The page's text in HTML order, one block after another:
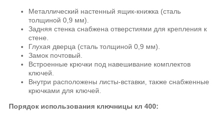
Металлический настенный ящик-книжка (сталь
толщиной 0,9 мм).
Задняя стенка снабжена отверстиями для крепления к
стене.
Глухая дверца (сталь толщиной 0,9 мм).
Замок почтовый.
Встроенные крючки под навешивание комплектов
ключей.
Внутри расположены листы-вставки, также снабженные
крючками для ключей.
Порядок использования ключницы кл 400: